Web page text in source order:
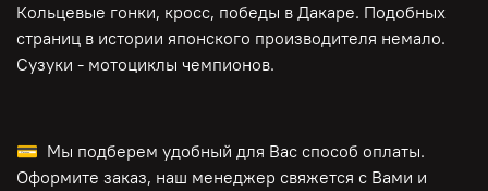
Кольцевые гонки, кросс, победы в Дакаре. Подобных
страниц в истории японского производителя немало.
Сузуки - мотоциклы чемпионов.
💳 Мы подберем удобный для Вас способ оплаты.
Оформите заказ, наш менеджер свяжется с Вами и